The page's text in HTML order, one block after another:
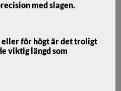
SFT Fairway
med slagen.
eller för högt är det troligt
viktig längd som